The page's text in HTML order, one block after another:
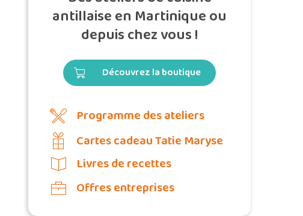
antillaise en Martinique ou
depuis chez vous !
Découvrez la boutique
Programme des ateliers
Cartes cadeau Tatie Maryse
Livres de recettes
Offres entreprises